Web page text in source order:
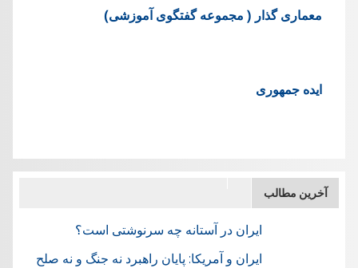
معماری گذار ( مجموعه گفتگوی آموزشی)
ایده جمهوری
آخرین مطالب
ایران در آستانه چه سرنوشتی است؟
ایران و آمریکا: پایان راهبرد نه جنگ و نه صلح